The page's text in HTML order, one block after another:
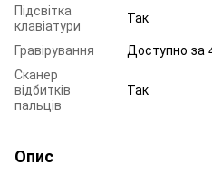
Підсвітка
клавіатури
Так
Гравірування
Доступно за
Сканер
відбитків
пальців
Так
Опис